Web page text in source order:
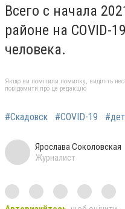
Всего с начала
районе на COVID-
человека.
Якщо ви помітили помилку, виділіть
повідомити про це редакцію
#Скадовск #COVID-19
Ярослава Соколовская
Журналист